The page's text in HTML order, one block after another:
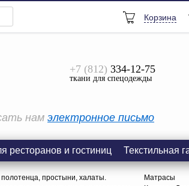
Все
Корзина
+7 (812) 334-12-75
ткани для спецодежды
нам электронное письмо
ресторанов и гостиниц Текстильная
простыни, халаты.
Матрасы